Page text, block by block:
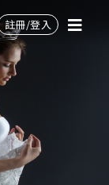
註冊/登入